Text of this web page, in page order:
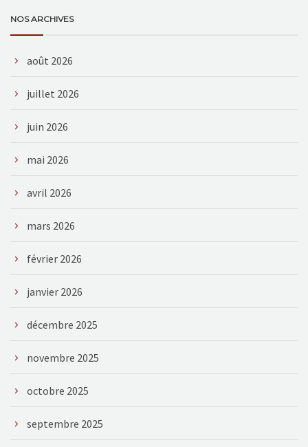
NOS ARCHIVES
août 2026
juillet 2026
juin 2026
mai 2026
avril 2026
mars 2026
février 2026
janvier 2026
décembre 2025
novembre 2025
octobre 2025
septembre 2025